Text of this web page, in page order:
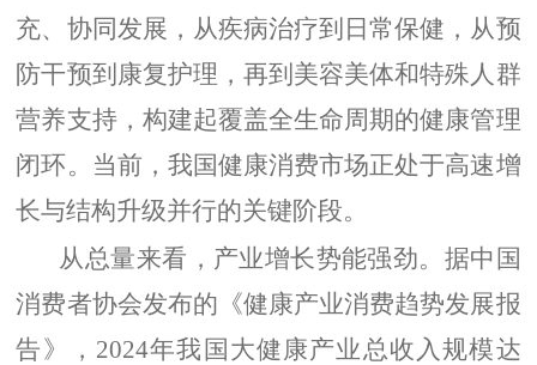
充、协同发展，从疾病治疗到日常保健，从预
防干预到康复护理，再到美容美体和特殊人群
营养支持，构建起覆盖全生命周期的健康管理
闭环。当前，我国健康消费市场正处于高速增
长与结构升级并行的关键阶段。
从总量来看，产业增长势能强劲。据中国
消费者协会发布的《健康产业消费趋势发展报
告》，2024年我国大健康产业总收入规模达